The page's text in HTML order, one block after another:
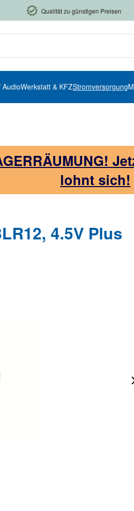
Qualität zu günstigen Preisen
AudioWerkstatt & KFZStromversorgung
lohnt sich!
4.5V Plus